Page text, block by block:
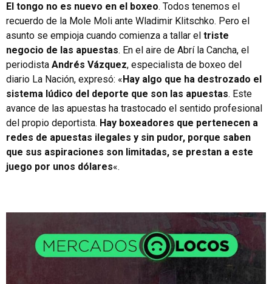
El tongo no es nuevo en el boxeo. Todos tenemos el
recuerdo de la Mole Moli ante Wladimir Klitschko. Pero el
asunto se empioja cuando comienza a tallar el triste
negocio de las apuestas. En el aire de Abrí la Cancha, el
periodista Andrés Vázquez, especialista de boxeo del
diario La Nación, expresó: « Hay algo que ha destrozado el
sistema lúdico del deporte que son las apuestas. Este
avance de las apuestas ha trastocado el sentido profesional
del propio deportista. Hay boxeadores que pertenecen a
redes de apuestas ilegales y sin pudor, porque saben
que sus aspiraciones son limitadas, se prestan a este
juego por unos dólares«.